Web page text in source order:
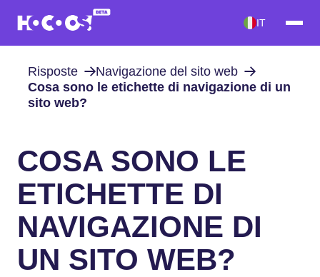
IT
Risposte
Navigazione del sito web
Cosa sono le etichette di navigazione di un
sito web?
COSA SONO LE
ETICHETTE DI
NAVIGAZIONE DI
UN SITO WEB?